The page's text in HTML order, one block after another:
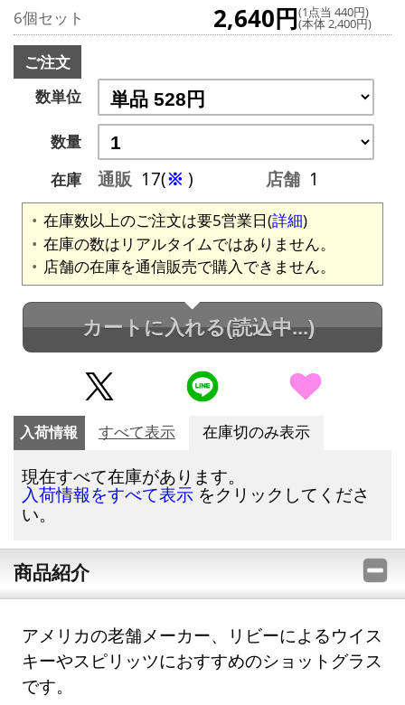
6個セット 2,640円(1点当 440円)
(本体 2,400円)
ご注文
数単位
数量
在庫
通販 17(※ ) 店舗 1
在庫数以上のご注文は要5営業日(詳細)
在庫の数はリアルタイムではありません。
店舗の在庫を通信販売で購入できません。
カートに入れる(読込中...)
入荷情報 すべて表示 在庫切のみ表示
現在すべて在庫があります。
入荷情報をすべて表示 をクリックしてくださ
い。
商品紹介
アメリカの老舗メーカー、リビーによるウイス
キーやスピリッツにおすすめのショットグラス
です。